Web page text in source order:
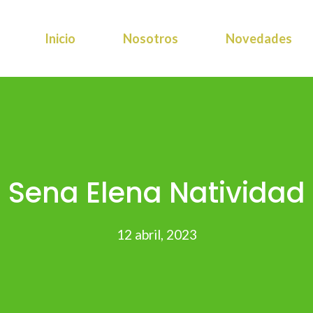
Inicio Nosotros Novedades
Sena Elena Natividad
12 abril, 2023